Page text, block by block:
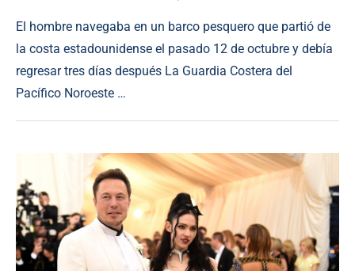
El hombre navegaba en un barco pesquero que partió de
la costa estadounidense el pasado 12 de octubre y debía
regresar tres días después La Guardia Costera del
Pacífico Noroeste …